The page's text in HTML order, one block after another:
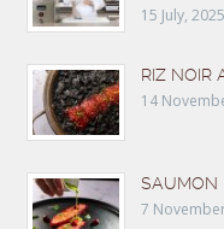
15 July, 2025
RIZ NOIR
14
SAUMON
7